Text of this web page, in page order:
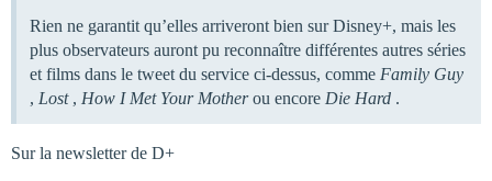
Rien ne garantit qu’elles arriveront bien sur Disney+, mais les
plus observateurs auront pu reconnaître différentes autres séries
et films dans le tweet du service ci-dessus, comme Family Guy
, Lost, How I Met Your Motherou encore Die Hard .
Sur la newsletter de D+